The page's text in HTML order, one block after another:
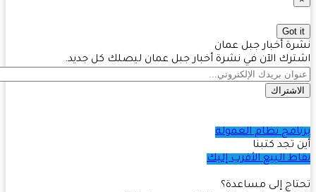
أخبار جبل عمان
الآن في نشرة أخبار جبل عمان ليصلك كل جديد.
نظام العمولة
تجد كتبنا
البيع الأقرب إليك
إلى مساعدة؟